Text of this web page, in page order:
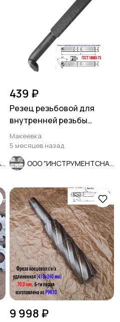
439 ₽
Резец резьбовой для
внутренней резьбы
16х16х170, Т5К10, 2662-
0005,.
Макеевка
5 месяцев назад
9 998 ₽